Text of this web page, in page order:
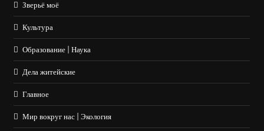
Зверьё моё
Культура
Образование | Наука
Дела житейские
Главное
Мир вокруг нас | Экология